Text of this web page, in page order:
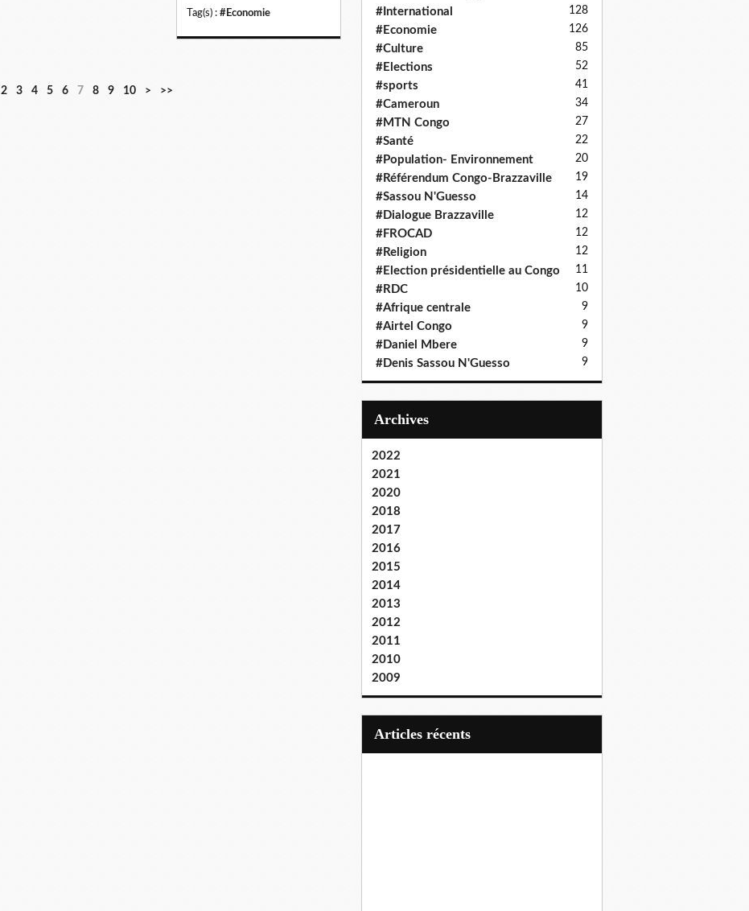
Tag(s) : #Economie
2 3 4 5 6 7 8 9 10 > >>
#International 128
#Economie 126
#Culture 85
#Elections 52
#sports 41
#Cameroun 34
#MTN Congo 27
#Santé 22
#Population- Environnement 20
#Référendum Congo-Brazzaville 19
#Sassou N'Guesso 14
#Dialogue Brazzaville 12
#FROCAD 12
#Religion 12
#Election présidentielle au Congo 11
#RDC 10
#Afrique centrale 9
#Airtel Congo 9
#Daniel Mbere 9
#Denis Sassou N'Guesso 9
Archives
2022
2021
2020
2018
2017
2016
2015
2014
2013
2012
2011
2010
2009
articles récents